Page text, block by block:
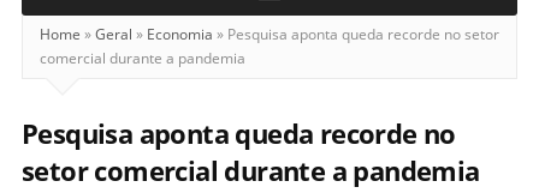
Home »Geral » Economia » Pesquisa aponta queda recorde no setor
comercial durante a pandemia
Pesquisa aponta queda recorde no
setor comercial durante a pandemia